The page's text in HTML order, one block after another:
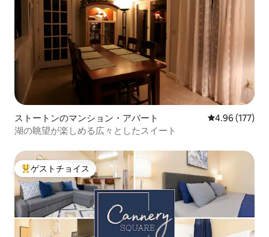
ストートンのマンション・アパート レビュー177
4.96 (177)
湖の眺望が楽しめる広々としたスイート
大好評のゲストチョイスです。
ゲストチョイス